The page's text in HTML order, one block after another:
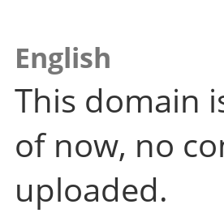
English
This domain
of now, no
uploaded.